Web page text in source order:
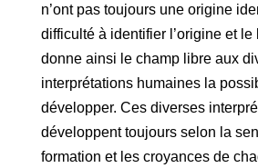
n’ont pas toujours une origine
difficulté à identifier l’origine et
donne ainsi le champ libre aux
interprétations humaines la
développer. Ces diverses
développent toujours selon la
formation et les croyances de